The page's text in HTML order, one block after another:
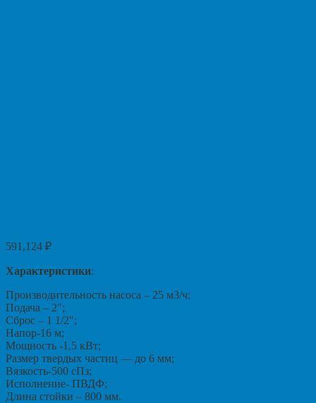
591,124 ₽
Характеристики:
Производительность насоса – 25 м3/ч;
Подача – 2″;
Сброс – 1 1/2″;
Напор-16 м;
Мощность -1,5 кВт;
Размер твердых частиц — до 6 мм;
Вязкость-500 сПз;
Исполнение- ПВДФ;
Длина стойки – 800 мм.